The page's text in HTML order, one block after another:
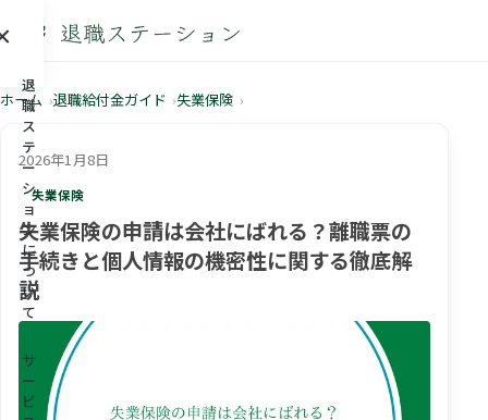
退
職
ス
テ
ー
シ
ョ
ン
に
つ
い
て
サ
ー
ビ
ホーム 退職給付金ガイド 失業保険
2026年1月8日
失業保険
失業保険の申請は会社にばれる？離職票の
手続きと個人情報の機密性に関する徹底解
説